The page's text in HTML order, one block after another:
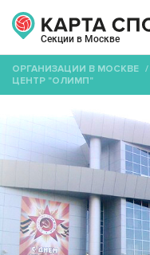
Секции в Москве
ОРГАНИЗАЦИИ В МОСКВЕ /
ЦЕНТР "ОЛИМП"